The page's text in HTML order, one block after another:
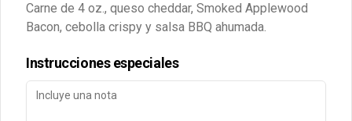
Instagram
Facebook
Mi cuenta
Carne de 4 oz., queso cheddar, Smoked Applewood
Bacon, cebolla crispy y salsa BBQ ahumada.
Instrucciones especiales